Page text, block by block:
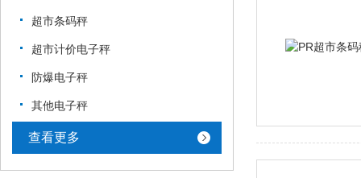
超市条码秤
超市计价电子秤
防爆电子秤
其他电子秤
查看更多